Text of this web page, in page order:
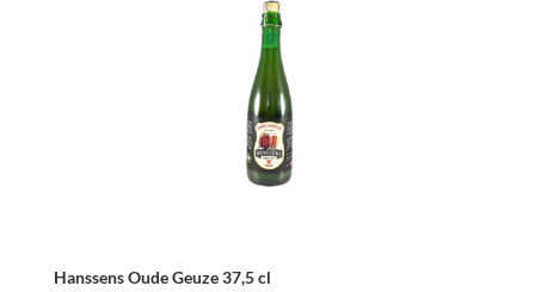
Hanssens Oude Geuze 37,5 cl